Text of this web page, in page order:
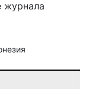
журнала